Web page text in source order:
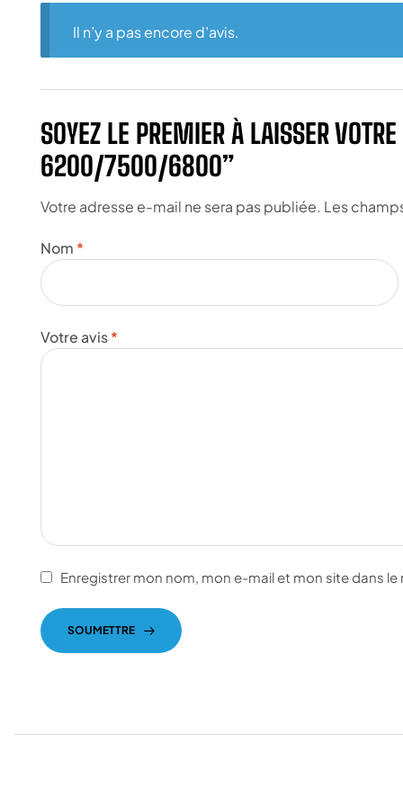
Il n’y a pas encore d’avis.
SOYEZ LE PREMIER À LAISSER
6200/7500/6800”
Votre adresse e-mail ne sera pas publiée. Les
Votre avis*
Nom *
Enregistrer mon nom, mon e-mail et mon site dans
SOUMETTRE